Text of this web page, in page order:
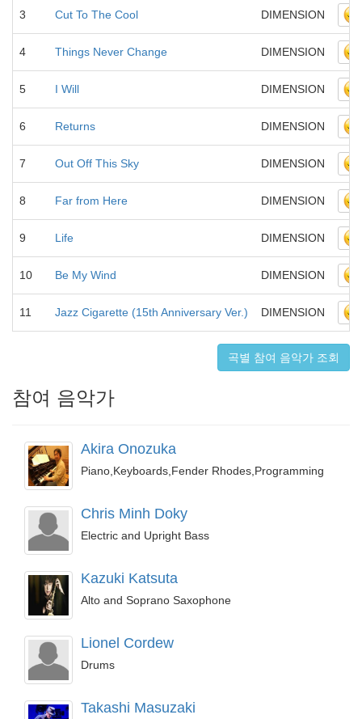
3 Cut To The Cool DIMENSION
4 Things Never Change DIMENSION
5 I Will DIMENSION
6 Returns DIMENSION
7 Out Off This Sky DIMENSION
8 Far from Here DIMENSION
9 Life DIMENSION
10 Be My Wind DIMENSION
11 Jazz Cigarette (15th Anniversary Ver.) DIMENSION
곡별 참여 음악가 조회
참여 음악가
Akira Onozuka
Piano,Keyboards,Fender Rhodes,Programming
Chris Minh Doky
Electric and Upright Bass
Kazuki Katsuta
Alto and Soprano Saxophone
Lionel Cordew
Drums
Takashi Masuzaki